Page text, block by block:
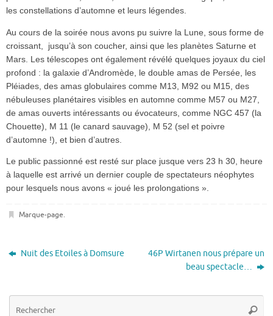
les constellations d’automne et leurs légendes.
Au cours de la soirée nous avons pu suivre la Lune, sous forme de
croissant, jusqu’à son coucher, ainsi que les planètes Saturne et
Mars. Les télescopes ont également révélé quelques joyaux du ciel
profond : la galaxie d’Andromède, le double amas de Persée, les
Pléiades, des amas globulaires comme M13, M92 ou M15, des
nébuleuses planétaires visibles en automne comme M57 ou M27,
de amas ouverts intéressants ou évocateurs, comme NGC 457 (la
Chouette), M 11 (le canard sauvage), M 52 (sel et poivre
d’automne !), et bien d’autres.
Le public passionné est resté sur place jusque vers 23 h 30, heure
à laquelle est arrivé un dernier couple de spectateurs néophytes
pour lesquels nous avons « joué les prolongations ».
Marque-page.
Nuit des Etoiles à Domsure
46P Wirtanen nous prépare un
beau spectacle…